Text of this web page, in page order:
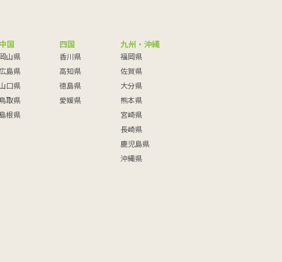
中国
岡山県
広島県
口県
鳥取県
島根県
四国
香川県
高知県
徳島県
愛媛県
九州・沖縄
福岡県
佐賀県
大分県
熊本県
宮崎県
長崎県
鹿児島県
沖縄県